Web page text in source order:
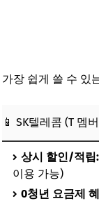
가장 쉽게 쓸 수 있
📱 SK텔레콤 (T 멤
상시 할인/적립:
이용 가능)
0청년 요금제